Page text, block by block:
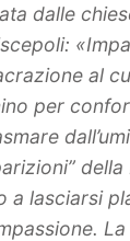
dalle
al
per
a lasciarsi